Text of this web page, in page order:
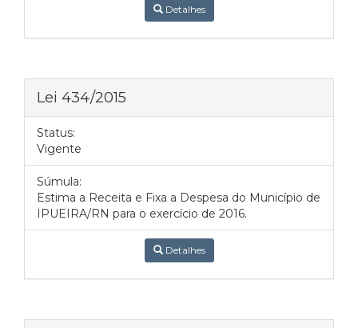
Detalhes
Lei 434/2015
Status:
Vigente
Súmula:
Estima a Receita e Fixa a Despesa do Município de
IPUEIRA/RN para o exercício de 2016.
Detalhes